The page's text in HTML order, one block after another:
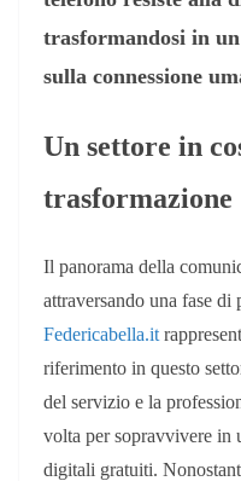
trasformandosi in
sulla connessione
Un settore in
trasformazione
Il panorama della
attraversando una fase di
Federicabella.it
riferimento in questo
del servizio e la
volta per sopravvivere in
digitali gratuiti.